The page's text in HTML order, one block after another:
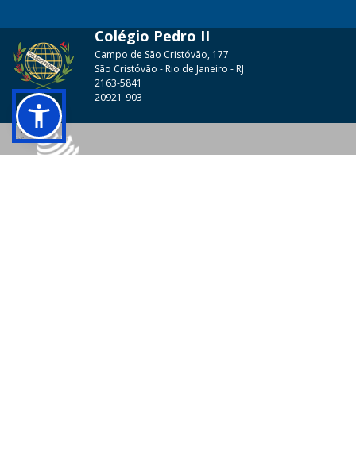
Colégio Pedro II
Campo de São Cristóvão, 177
São Cristóvão - Rio de Janeiro - RJ
2163-5841
20921-903